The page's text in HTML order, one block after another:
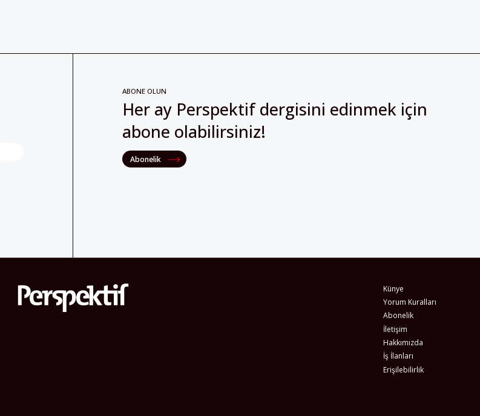
ABONE OLUN
Her ay Perspektif dergisini edinmek için
abone olabilirsiniz!
Abonelik
Künye
Yorum Kuralları
Abonelik
İletişim
Hakkımızda
İş İlanları
Erişilebilirlik